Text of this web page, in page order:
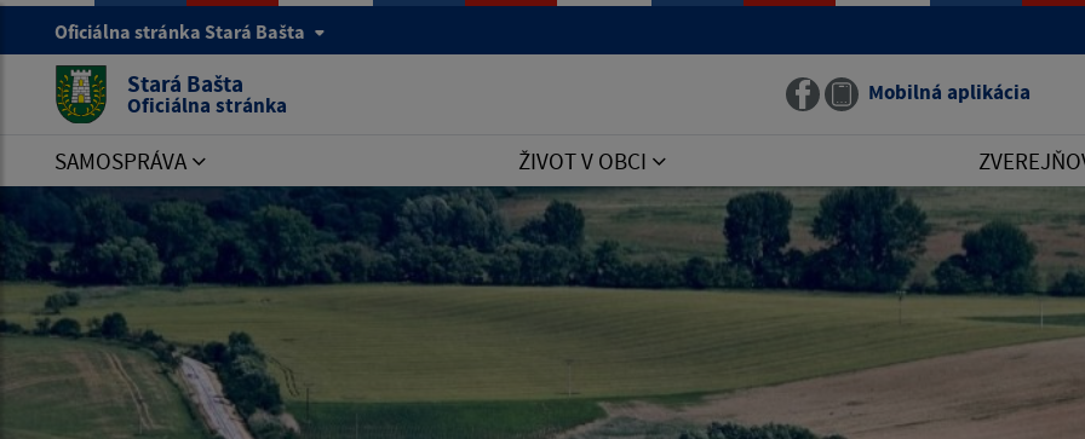
Oficiálna stránka Stará Bašta
Stará Bašta
Oficiálna stránka Mobilná aplikácia
SAMOSPRÁVA ŽIVOT V OBCI